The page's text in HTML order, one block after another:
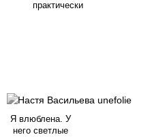
практически
Я влюблена. У
него светлые